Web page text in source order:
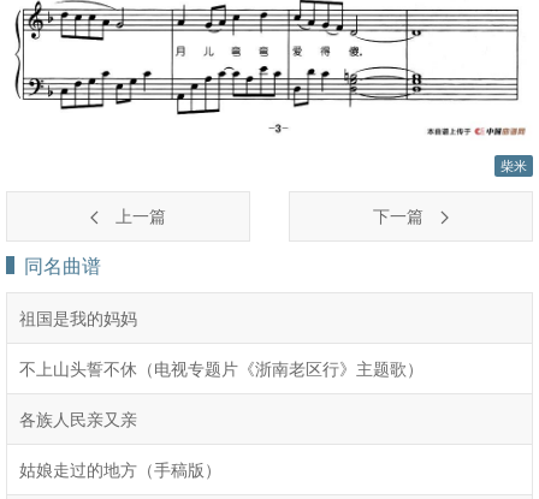
柴米
上一篇 下一篇
同名曲谱
祖国是我的妈妈
不上山头誓不休（电视专题片《浙南老区行》主题歌）
各族人民亲又亲
姑娘走过的地方（手稿版）